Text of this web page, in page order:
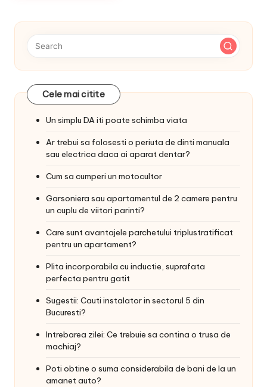
Cele mai citite
Un simplu DA iti poate schimba viata
Ar trebui sa folosesti o periuta de dinti manuala
sau electrica daca ai aparat dentar?
Cum sa cumperi un motocultor
Garsoniera sau apartamentul de 2 camere pentru
un cuplu de viitori parinti?
Care sunt avantajele parchetului triplustratificat
pentru un apartament?
Plita incorporabila cu inductie, suprafata
perfecta pentru gatit
Sugestii: Cauti instalator in sectorul 5 din
Bucuresti?
Intrebarea zilei: Ce trebuie sa contina o trusa de
machiaj?
Poti obtine o suma considerabila de bani de la un
amanet auto?